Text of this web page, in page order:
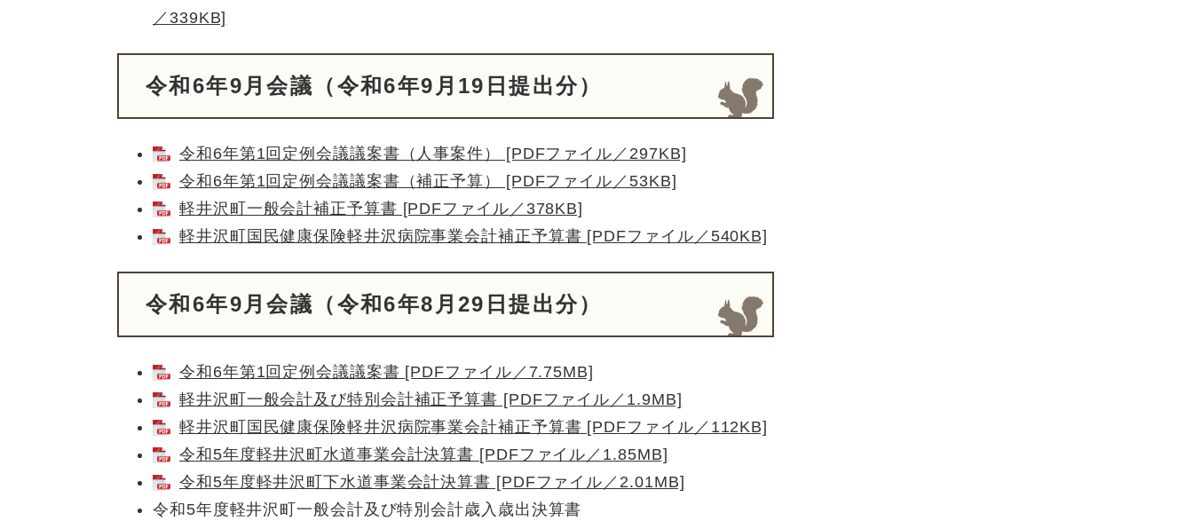
／339KB]
令和6年9月会議（令和6年9月19日提出分）
令和6年第1回定例会議議案書（人事案件） [PDFファイル／297KB]
令和6年第1回定例会議議案書（補正予算） [PDFファイル／53KB]
軽井沢町一般会計補正予算書 [PDFファイル／378KB]
軽井沢町国民健康保険軽井沢病院事業会計補正予算書 [PDFファイル／540KB]
令和6年9月会議（令和6年8月29日提出分）
令和6年第1回定例会議議案書 [PDFファイル／7.75MB]
軽井沢町一般会計及び特別会計補正予算書 [PDFファイル／1.9MB]
軽井沢町国民健康保険軽井沢病院事業会計補正予算書 [PDFファイル／112KB]
令和5年度軽井沢町水道事業会計決算書 [PDFファイル／1.85MB]
令和5年度軽井沢町下水道事業会計決算書 [PDFファイル／2.01MB]
令和5年度軽井沢町一般会計及び特別会計歳入歳出決算書